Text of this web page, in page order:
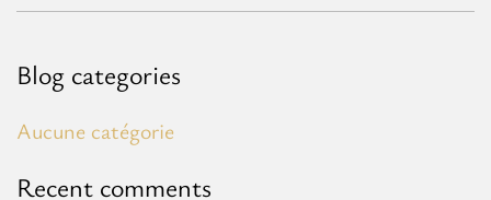
Blog categories
Aucune catégorie
Recent comments